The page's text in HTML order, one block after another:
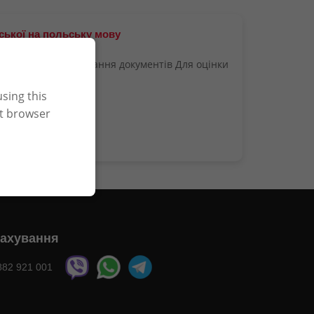
на польську мову
вимогам подання документів Для оцінки
921 001
this
browser